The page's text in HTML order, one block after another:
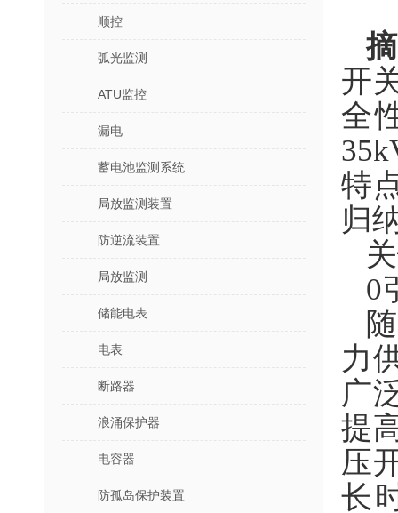
顺控
弧光监测
ATU监控
漏电
蓄电池监测系统
局放监测装置
防逆流装置
局放监测
储能电表
电表
断路器
浪涌保护器
电容器
防孤岛保护装置
开
全
特
归
0
力
广
提
压
长